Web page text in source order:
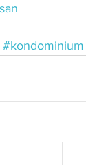
#kondominium